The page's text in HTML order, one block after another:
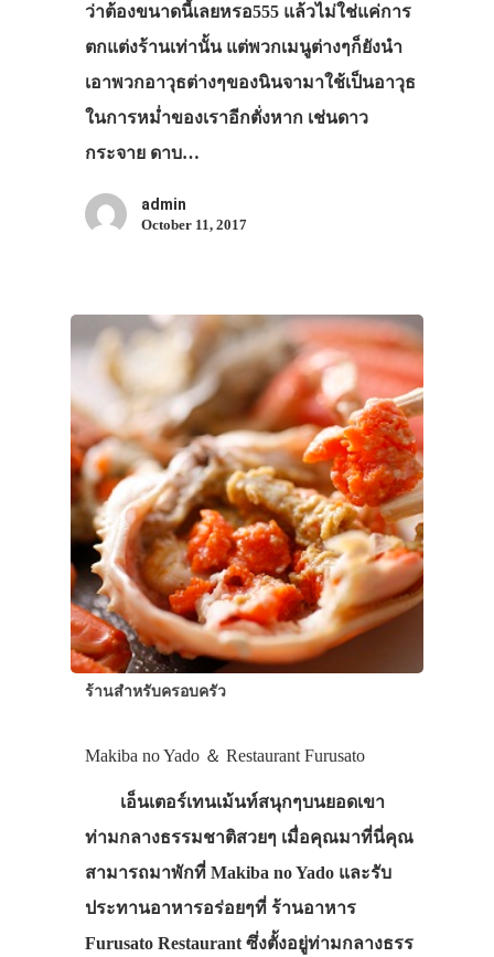
ว่าต้องขนาดนี้เลยหรอ555 แล้วไม่ใช่แค่การ
ตกแต่งร้านเท่านั้น แต่พวกเมนูต่างๆก็ยังนำ
เอาพวกอาวุธต่างๆของนินจามาใช้เป็นอาวุธ
ในการหม่ำของเราอีกตั่งหาก เช่นดาว
กระจาย ดาบ…
admin
October 11, 2017
ร้านสำหรับครอบครัว
Makiba no Yado ＆ Restaurant Furusato
เอ็นเตอร์เทนเม้นท์สนุกๆบนยอดเขา
ท่ามกลางธรรมชาติสวยๆ เมื่อคุณมาที่นี่คุณ
สามารถมาพักที่ Makiba no Yado และรับ
ประทานอาหารอร่อยๆที่ ร้านอาหาร
Furusato Restaurant ซึ่งตั้งอยู่ท่ามกลางธรร